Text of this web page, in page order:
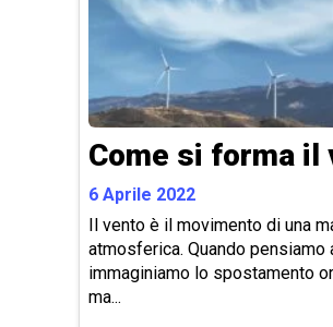
Come si forma il
6 Aprile 2022
Il vento è il movimento di una
atmosferica. Quando pensiamo
immaginiamo lo spostamento
ma...